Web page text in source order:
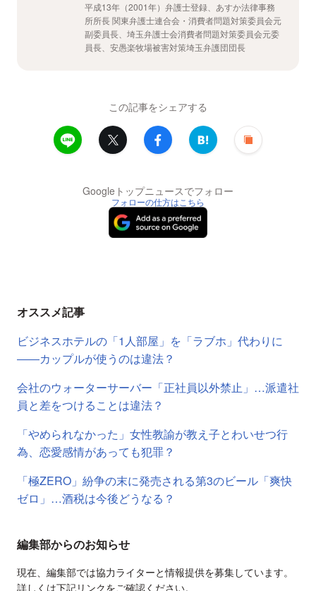
平成13年（2001年）弁護士登録、あすか法律事務
所所長 関東弁護士連合会・消費者問題対策委員会元
副委員長、埼玉弁護士会消費者問題対策委員会元委
員長、安愚楽牧場被害対策埼玉弁護団団長
この記事をシェアする
Googleトップニュースでフォロー
フォローの仕方はこちら
オススメ記事
ビジネスホテルの「1人部屋」を「ラブホ」代わりに
――カップルが使うのは違法？
会社のウォーターサーバー「正社員以外禁止」…派遣社
員と差をつけることは違法？
「やめられなかった」女性教諭が教え子とわいせつ行
為、恋愛感情があっても犯罪？
「極ZERO」紛争の末に発売される第3のビール「爽快
ゼロ」…酒税は今後どうなる？
編集部からのお知らせ
現在、編集部では協力ライターと情報提供を募集しています。
詳しくは下記リンクをご確認ください。